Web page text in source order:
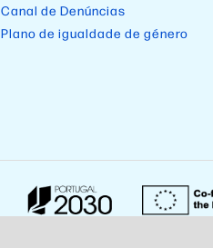
Canal de Denúncias
Plano de igualdade de género